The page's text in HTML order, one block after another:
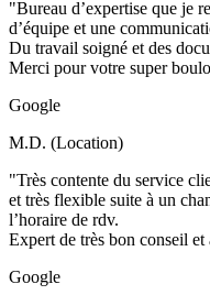
"Bureau d’expertise que je
d’équipe et une
Du travail soigné et des
Merci pour votre super
Google
M.D. (Location)
"Très contente du service
et très flexible suite à un
l’horaire de rdv.
Expert de très bon conseil
Google